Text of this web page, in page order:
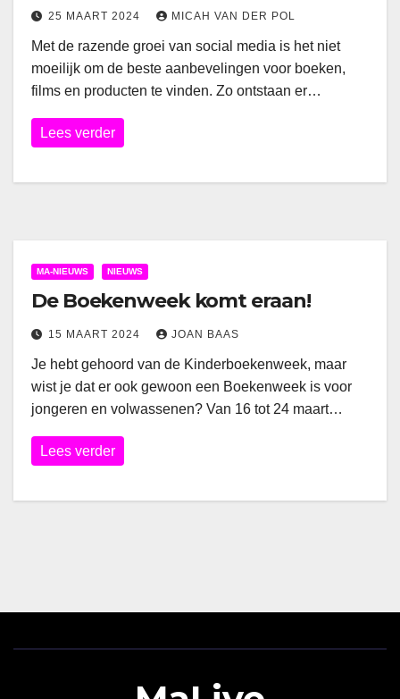
25 MAART 2024 MICAH VAN DER POL
Met de razende groei van social media is het niet
moeilijk om de beste aanbevelingen voor boeken,
films en producten te vinden. Zo ontstaan er…
Lees verder
MA-NIEUWS NIEUWS
De Boekenweek komt eraan!
15 MAART 2024 JOAN BAAS
Je hebt gehoord van de Kinderboekenweek, maar
wist je dat er ook gewoon een Boekenweek is voor
jongeren en volwassenen? Van 16 tot 24 maart…
Lees verder